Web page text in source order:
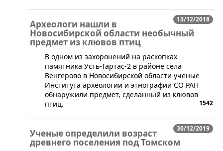
13/12/2018
Археологи нашли в
Новосибирской области необычный
предмет из клювов птиц
​В одном из захоронений на раскопках
памятника Усть-Тартас-2 в районе села
Венгерово в Новосибирской области ученые
Института археологии и этнографии СО РАН
обнаружили предмет, сделанный из клювов
птиц.
1542
30/12/2019
Ученые определили возраст
древнего поселения под Томском